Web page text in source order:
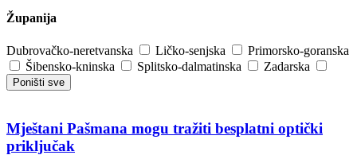
Županija
Dubrovačko-neretvanska Ličko-senjska
Primorsko-goranska
Šibensko-kninska
Splitsko-dalmatinska Zadarska
Poništi sve
Mještani Pašmana mogu tražiti besplatni optički
priključak